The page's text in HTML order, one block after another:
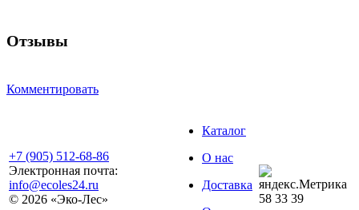
Отзывы
Комментировать
+7 (905) 512-68-86
Электронная почта:
info@ecoles24.ru
© 2026 «Эко-Лес»
Каталог
О нас
Доставка
58 33 39